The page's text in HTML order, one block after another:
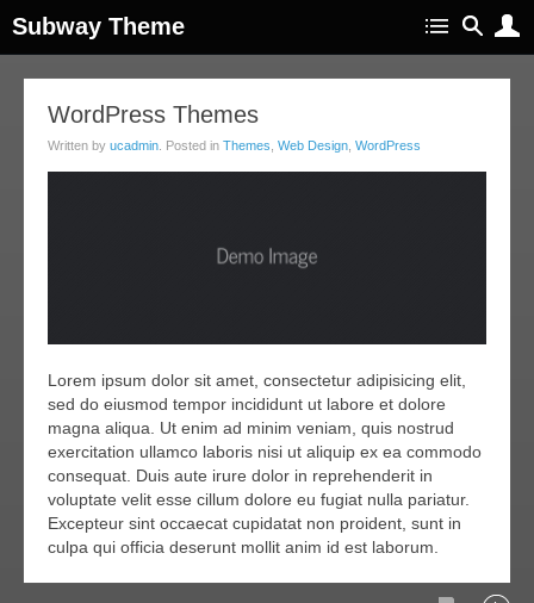
Subway Theme
WordPress Themes
Written by ucadmin . Posted in Themes Web Design WordPress
Lorem ipsum dolor sit amet, consectetur adipisicing elit,
sed do eiusmod tempor incididunt ut labore et dolore
magna aliqua. Ut enim ad minim veniam, quis nostrud
exercitation ullamco laboris nisi ut aliquip ex ea commodo
consequat. Duis aute irure dolor in reprehenderit in
voluptate velit esse cillum dolore eu fugiat nulla pariatur.
Excepteur sint occaecat cupidatat non proident, sunt in
culpa qui officia deserunt mollit anim id est laborum.